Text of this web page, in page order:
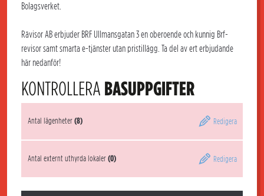
Bolagsverket.
Rävisor AB erbjuder BRF Ullmansgatan 3 en oberoende och kunnig Brf-
revisor samt smarta e-tjänster utan pristillägg. Ta del av ert erbjudande
här nedanför!
KONTROLLERA BASUPPGIFTER
Antal lägenheter(8) Redigera
Antal externt uthyrda lokaler(0) Redigera